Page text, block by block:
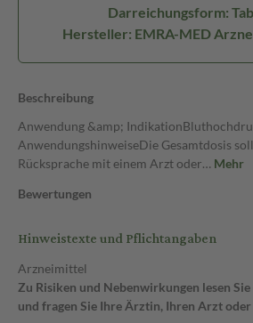
Darreichungsform:
Hersteller: EMRA-MED
Beschreibung
Anwendung &amp;
AnwendungshinweiseDie Gesamtdosis
Rücksprache mit einem Arzt oder… Mehr
Bewertungen
Hinweistexte und Pflichtangaben
Arzneimittel
Zu Risiken und Nebenwirkungen lesen
und fragen Sie Ihre Ärztin, Ihren Arzt